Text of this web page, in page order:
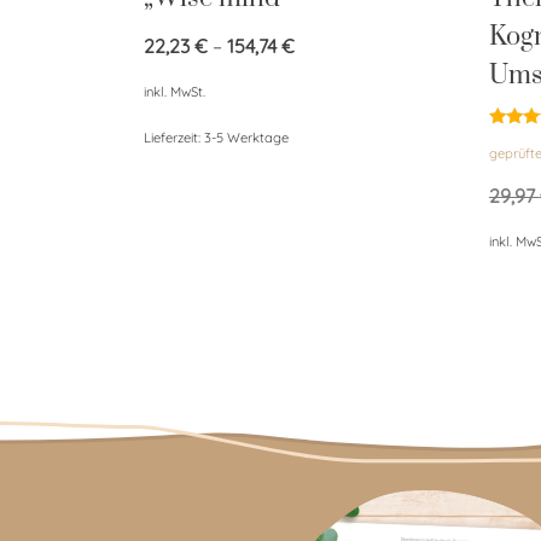
22,23 € – 154,74€
inkl. MwSt.
Lieferzeit: 3-5 Werktage
mit
von 5
29,97
inkl.